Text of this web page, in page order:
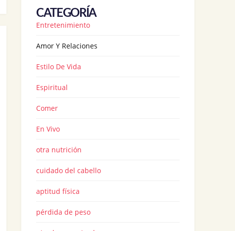
CATEGORÍA
Entretenimiento
Amor Y Relaciones
Estilo De Vida
Espiritual
Comer
En Vivo
otra nutrición
cuidado del cabello
aptitud física
pérdida de peso